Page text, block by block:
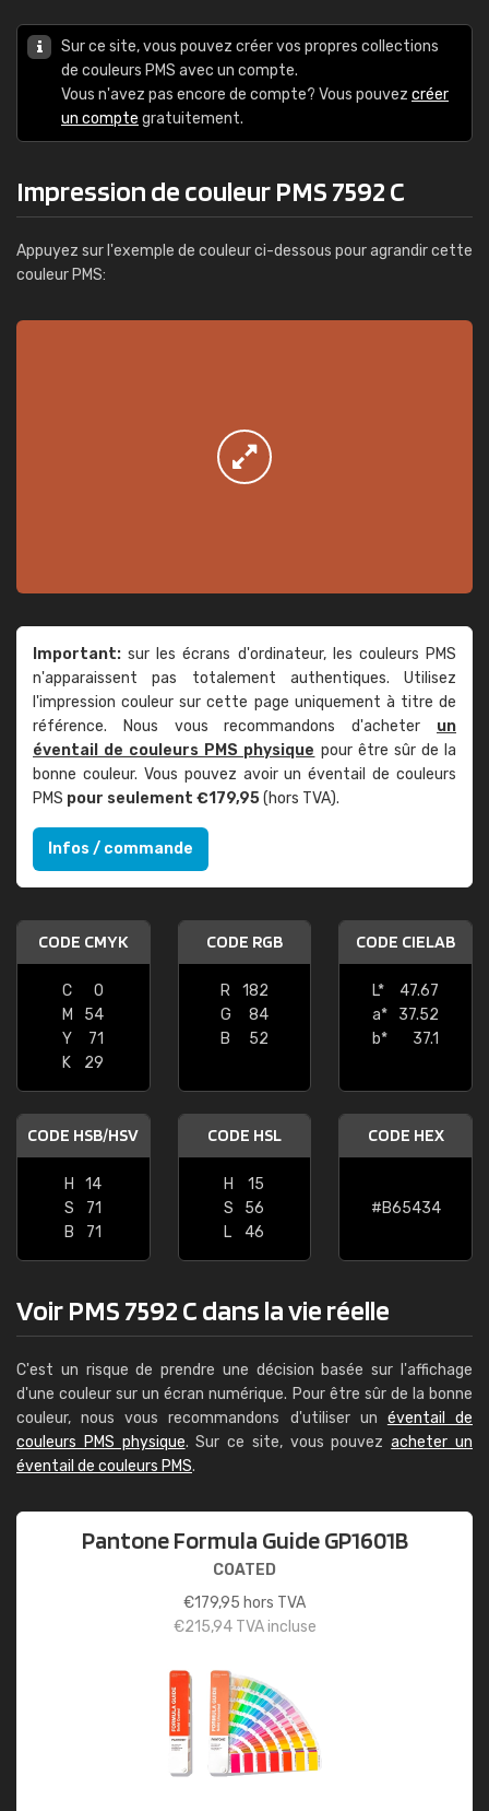
Sur ce site, vous pouvez créer vos propres collections
de couleurs PMS avec un compte.
Vous n'avez pas encore de compte? Vous pouvez créer
un compte gratuitement.
Impression de couleur PMS 7592 C
Appuyez sur l'exemple de couleur ci-dessous pour agrandir cette
couleur PMS:
Important: sur les écrans d'ordinateur, les couleurs PMS
n'apparaissent pas totalement authentiques. Utilisez
l'impression couleur sur cette page uniquement à titre de
référence. Nous vous recommandons d'acheter un
éventail de couleurs PMS physique pour être sûr de la
bonne couleur. Vous pouvez avoir un éventail de couleurs
PMS pour seulement €179,95(hors TVA).
Infos / commande
CODE CMYK
C
0
M
54
Y
71
K
29
CODE RGB
R
182
G
84
B
52
CODE CIELAB
L*
47.67
a*
37.52
b*
37.1
CODE HSB/HSV
H
14
S
71
B
71
CODE HSL
H
15
S
56
L
46
CODE HEX
#B65434
Voir PMS 7592 C dans la vie réelle
C'est un risque de prendre une décision basée sur l'affichage
d'une couleur sur un écran numérique. Pour être sûr de la bonne
couleur, nous vous recommandons d'utiliser un éventail de
couleurs PMS physique. Sur ce site, vous pouvezacheter un
éventail de couleurs PMS.
Pantone Formula Guide GP1601B
COATED
€179,95 hors TVA
€215,94TVA incluse